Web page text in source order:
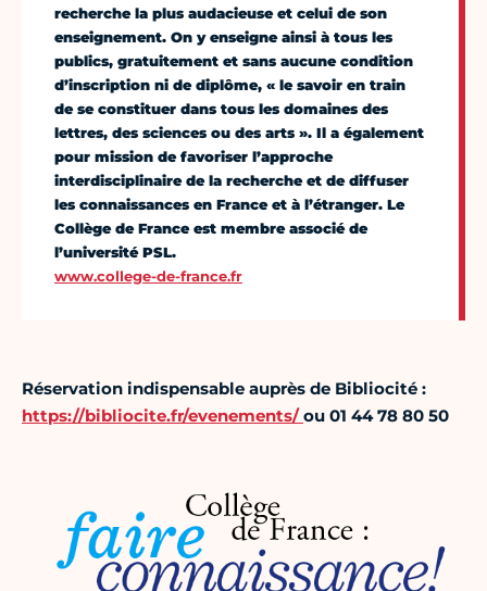
recherche la plus audacieuse et celui de son
enseignement. On y enseigne ainsi à tous les
publics, gratuitement et sans aucune condition
d’inscription ni de diplôme, « le savoir en train
de se constituer dans tous les domaines des
lettres, des sciences ou des arts ». Il a également
pour mission de favoriser l’approche
interdisciplinaire de la recherche et de diffuser
les connaissances en France et à l’étranger. Le
Collège de France est membre associé de
l’université PSL.
www.college-de-france.fr
Réservation indispensable auprès de Bibliocité :
https://bibliocite.fr/evenements/ou 01 44 78 80 50